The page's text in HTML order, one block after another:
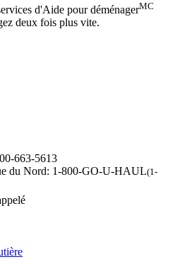
d'Aide pour déménagerMC
deux fois plus vite.
663-5613
du Nord: 1-800-GO-U-HAUL(1-